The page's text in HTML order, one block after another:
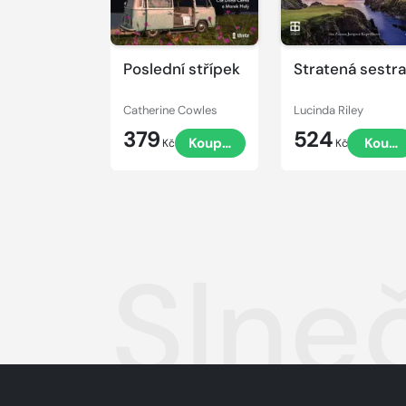
Poslední střípek
Catherine Cowles
379 Kč Koupit
Stratená sestra
Lucinda Riley
524 Kč